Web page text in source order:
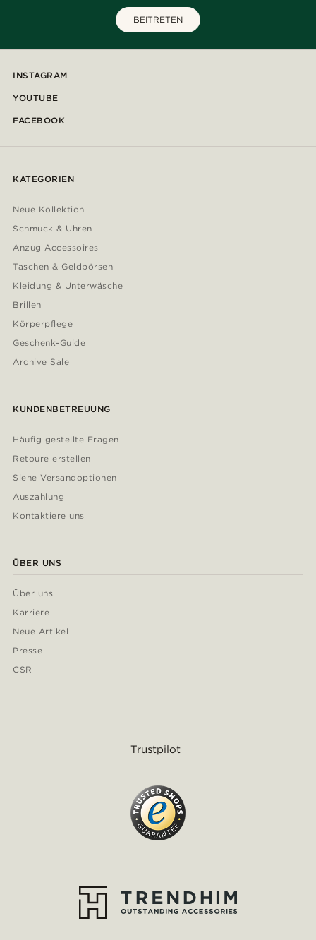
BEITRETEN
INSTAGRAM
YOUTUBE
FACEBOOK
KATEGORIEN
Neue Kollektion
Schmuck & Uhren
Anzug Accessoires
Taschen & Geldbörsen
Kleidung & Unterwäsche
Brillen
Körperpflege
Geschenk-Guide
Archive Sale
KUNDENBETREUUNG
Häufig gestellte Fragen
Retoure erstellen
Siehe Versandoptionen
Auszahlung
Kontaktiere uns
ÜBER UNS
Über uns
Karriere
Neue Artikel
Presse
CSR
Trustpilot